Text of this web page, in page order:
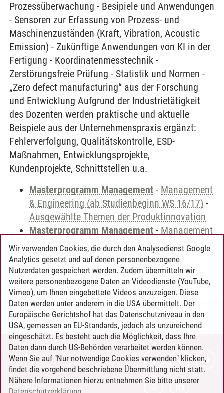
Prozessüberwachung - Besipiele und Anwendungen
- Sensoren zur Erfassung von Prozess- und
Maschinenzuständen (Kraft, Vibration, Acoustic
Emission) - Zukünftige Anwendungen von KI in der
Fertigung - Koordinatenmesstechnik -
Zerstörungsfreie Prüfung - Statistik und Normen -
„Zero defect manufacturing“ aus der Forschung
und Entwicklung Aufgrund der Industrietätigkeit
des Dozenten werden praktische und aktuelle
Beispiele aus der Unternehmenspraxis ergänzt:
Fehlerverfolgung, Qualitätskontrolle, ESD-
Maßnahmen, Entwicklungsprojekte,
Kundenprojekte, Schnittstellen u.a.
Masterprogramm Management - Management
& Engineering (ab Studienbeginn WS 16/17) -
Ausgewählte Themen der Produktinnovation
Masterprogramm Management - Management
& Engineering (ab Studienbeginn WS 19/20)-
Neuere Entwicklungen in der
Fertigungstechnik
Timo Leder/30.06.2024
KONTAKT
LEUPHANA ALS ARBEITGEBER
INTRANET
Wir verwenden Cookies, die durch den Analysedienst Google
Analytics gesetzt und auf denen personenbezogene
Nutzerdaten gespeichert werden. Zudem übermitteln wir
weitere personenbezogene Daten an Videodienste (YouTube,
Vimeo), um Ihnen eingebettete Videos anzuzeigen. Diese
Daten werden unter anderem in die USA übermittelt. Der
Europäische Gerichtshof hat das Datenschutzniveau in den
USA, gemessen an EU-Standards, jedoch als unzureichend
eingeschätzt. Es besteht auch die Möglichkeit, dass Ihre
Daten dann durch US-Behörden verarbeitet werden können.
Wenn Sie auf "Nur notwendige Cookies verwenden" klicken,
findet die vorgehend beschriebene Übermittlung nicht statt.
Nähere Informationen hierzu entnehmen Sie bitte unserer
Datenschutzerklärung